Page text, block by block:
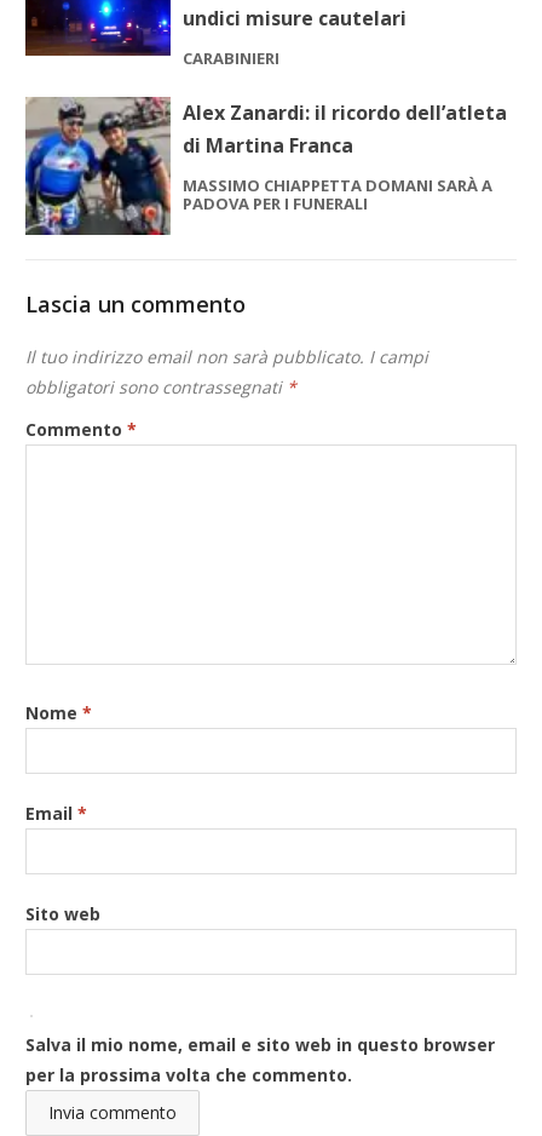
undici misure cautelari
CARABINIERI
Alex Zanardi: il ricordo dell’atleta
di Martina Franca
MASSIMO CHIAPPETTA DOMANI SARÀ A
PADOVA PER I FUNERALI
Lascia un commento
Il tuo indirizzo email non sarà pubblicato. I campi
obbligatori sono contrassegnati *
Commento*
Nome*
Email*
Sito web
Salva il mio nome, email e sito web in questo browser
per la prossima volta che commento.